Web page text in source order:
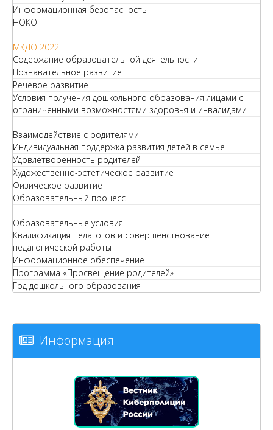
Информационная безопасность
НОКО
МКДО 2022
Содержание образовательной деятельности
Познавательное развитие
Речевое развитие
Условия получения дошкольного образования лицами с
ограниченными возможностями здоровья и инвалидами
Взаимодействие с родителями
Индивидуальная поддержка развития детей в семье
Удовлетворенность родителей
Художественно-эстетическое развитие
Физическое развитие
Образовательный процесс
Образовательные условия
Квалификация педагогов и совершенствование
педагогической работы
Информационное обеспечение
Программа «Просвещение родителей»
Год дошкольного образования
Информация